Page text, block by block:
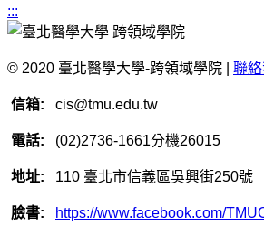
:::
© 2020 臺北醫學大學-跨領域學院 | 聯
信箱: cis@tmu.edu.tw
電話: (02)2736-1661分機26015
地址: 110 臺北市信義區吳興街250號
臉書: https://www.facebook.com/